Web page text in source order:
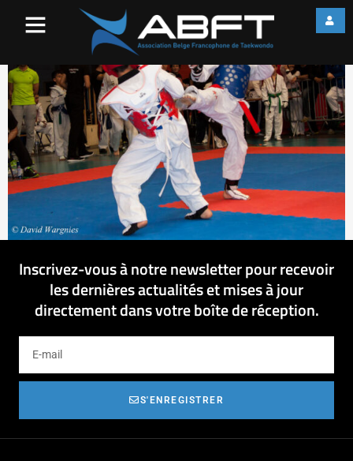
Inscrivez-vous à notre newsletter pour recevoir
les dernières actualités et mises à jour
directement dans votre boîte de réception.
S'ENREGISTRER